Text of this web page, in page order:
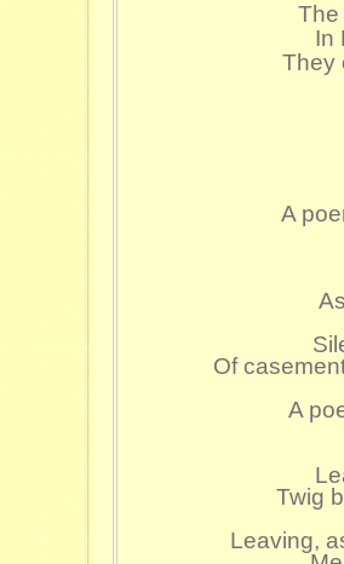
The
In
They
A
Of
A
Twig
Leaving,